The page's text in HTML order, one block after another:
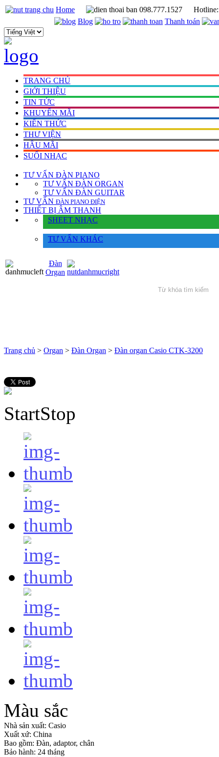
Home 098.777.1527
Blog
Thanh toán
TRANG CHỦ
GIỚI THIỆU
TIN TỨC
KHUYẾN MÃI
KIẾN THỨC
THƯ VIỆN
HẬU MÃI
SUỐI NHẠC
TƯ VẤN ĐÀN PIANO
TƯ VẤN ÐÀN ORGAN
TƯ VẤN ÐÀN GUITAR
TƯ VẤN ÐÀN PIANO ÐIỆN
THIẾT BỊ ÂM THANH
SHEET NHẠC
TƯ VẤN KHÁC
Đàn
Organ
Trang chủ > Organ > Đàn Organ > Đàn organ Casio CTK-3200
StartStop
Màu sắc
Nhà sản xuất: Casio
Xuất xứ: China
Bao gồm: Đàn, adaptor, chân
Bảo hành: 24 tháng